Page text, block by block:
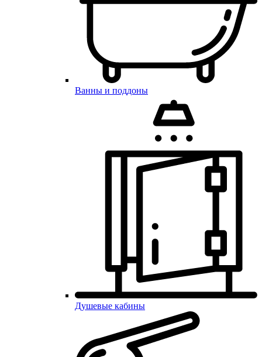
Ванны и поддоны
Душевые кабины